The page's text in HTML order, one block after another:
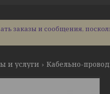
заказы и сообщения,
и услуги Кабельно-